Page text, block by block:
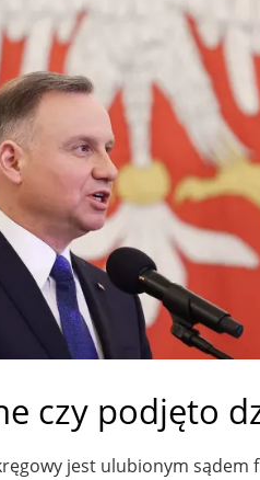
czy podjęto
jest ulubionym